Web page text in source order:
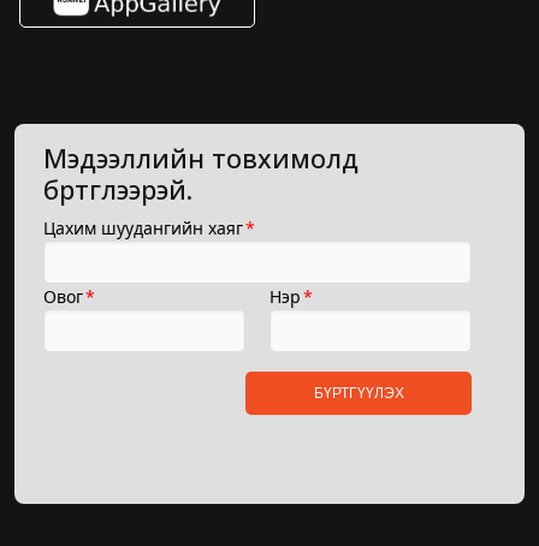
Мэдээллийн товхимолд
бүртгүүлээрэй.